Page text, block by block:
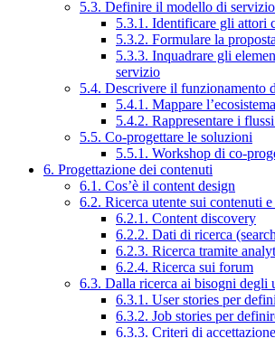
5.3. Definire il modello di servizio
5.3.1. Identificare gli attori
5.3.2. Formulare la
5.3.3. Inquadrare gli
servizio
5.4. Descrivere il funzionamento
5.4.1. Mappare l’ecosistema
5.4.2. Rappresentare i
5.5. Co-progettare le soluzioni
5.5.1. Workshop di co-
6. Progettazione dei contenuti
6.1. Cos’è il content design
6.2. Ricerca utente sui contenuti
6.2.1. Content discovery
6.2.2. Dati di ricerca
6.2.3. Ricerca tramite
6.2.4. Ricerca sui forum
6.3. Dalla ricerca ai bisogni degli
6.3.1. User stories per
6.3.2. Job stories per
6.3.3. Criteri di accettazione